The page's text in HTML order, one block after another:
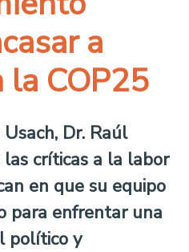
a
COP25
Dr. Raúl
críticas a la labor
en que su equipo
para enfrentar una
político y